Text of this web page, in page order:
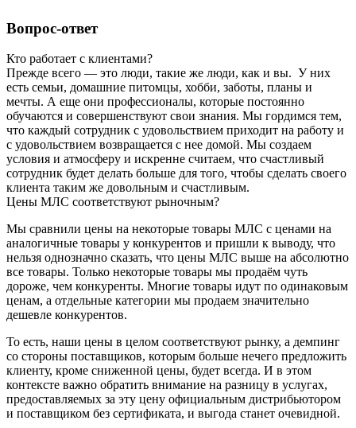
Вопрос-ответ
Кто работает с клиентами?
Прежде всего — это люди, такие же люди, как и вы. У них
есть семьи, домашние питомцы, хобби, заботы, планы и
мечты. А еще они профессионалы, которые постоянно
обучаются и совершенствуют свои знания. Мы гордимся тем,
что каждый сотрудник с удовольствием приходит на работу и
с удовольствием возвращается с нее домой. Мы создаем
условия и атмосферу и искренне считаем, что счастливый
сотрудник будет делать больше для того, чтобы сделать своего
клиента таким же довольным и счастливым.
Цены МЛС соответствуют рыночным?
Мы сравнили цены на некоторые товары МЛС с ценами на
аналогичные товары у конкурентов и пришли к выводу, что
нельзя однозначно сказать, что цены МЛС выше на абсолютно
все товары. Только некоторые товары мы продаём чуть
дороже, чем конкуренты. Многие товары идут по одинаковым
ценам, а отдельные категории мы продаем значительно
дешевле конкурентов.
То есть, наши цены в целом соответствуют рынку, а демпинг
со стороны поставщиков, которым больше нечего предложить
клиенту, кроме сниженной цены, будет всегда. И в этом
контексте важно обратить внимание на разницу в услугах,
предоставляемых за эту цену официальным дистрибьютором
и поставщиком без сертификата, и выгода станет очевидной.